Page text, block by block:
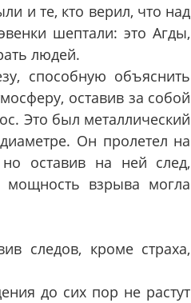
и те, кто верил, что над
шептали: это Агды,
людей.
способную объяснить
оставив за собой
Это был металлический
Он пролетел на
оставив на ней след,
взрыва могла
следов, кроме страха,
до сих пор не растут